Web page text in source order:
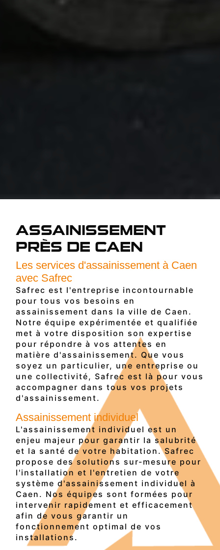
ASSAINISSEMENT
PRÈS DE CAEN
Les services d'assainissement à Caen
avec Safrec
Safrec est l'entreprise incontournable
pour tous vos besoins en
assainissement dans la ville de Caen.
Notre équipe expérimentée et qualifiée
met à votre disposition son expertise
pour répondre à vos attentes en
matière d'assainissement. Que vous
soyez un particulier, une entreprise ou
une collectivité, Safrec est là pour vous
accompagner dans tous vos projets
d'assainissement.
Assainissement individuel
L'assainissement individuel est un
enjeu majeur pour garantir la salubrité
et la santé de votre habitation. Safrec
propose des solutions sur-mesure pour
l'installation et l'entretien de votre
système d'assainissement individuel à
Caen. Nos équipes sont formées pour
intervenir rapidement et efficacement
afin de vous garantir un
fonctionnement optimal de vos
installations.